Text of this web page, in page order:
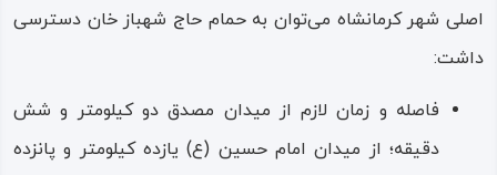
نقاشی و تصویرگری دیوارهای سربینه یا همان رختکن،
صحنه‌های نقاشی موسوم به قهوه‌ خانه‌ای در تمام دیوارهای
حمام، طاق‌های موسوم به پنج و هفت برای طاق‌های حمام،
گنبدهای معروف به طاق‌ چشمه برای پوشش سقف حمام و… .
اصلی شهر کرمانشاه می‌توان به حمام حاج‌ شهباز خان دسترسی
داشت:
فاصله و زمان لازم از میدان مصدق دو کیلومتر و شش
دقیقه؛ از میدان امام حسین (ع) یازده کیلومتر و پانزده